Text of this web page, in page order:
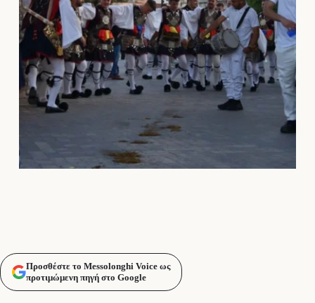
Προσθέστε το Messolonghi Voice ως
προτιμώμενη πηγή στο Google